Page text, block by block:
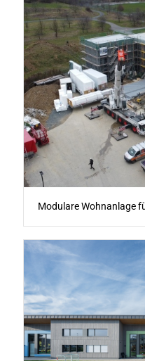
Modulare Wohnanlage